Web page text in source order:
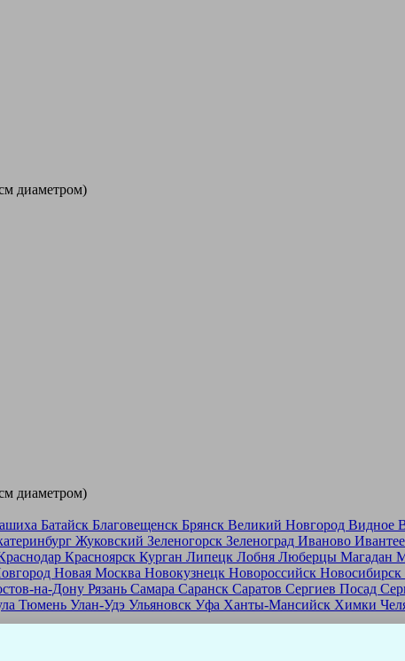
диаметром)
диаметром)
Батайск Благовещенск Брянск Великий Новгород Видное
Жуковский Зеленогорск Зеленоград Иваново
Красноярск Курган Липецк Лобня Люберцы Магадан
Новая Москва Новокузнецк Новороссийск Новосибирск
на-Дону Рязань Самара Саранск Саратов Сергиев Посад
Тюмень Улан-Удэ Ульяновск Уфа Ханты-Мансийск Химки